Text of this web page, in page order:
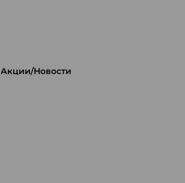
Акции/Новости